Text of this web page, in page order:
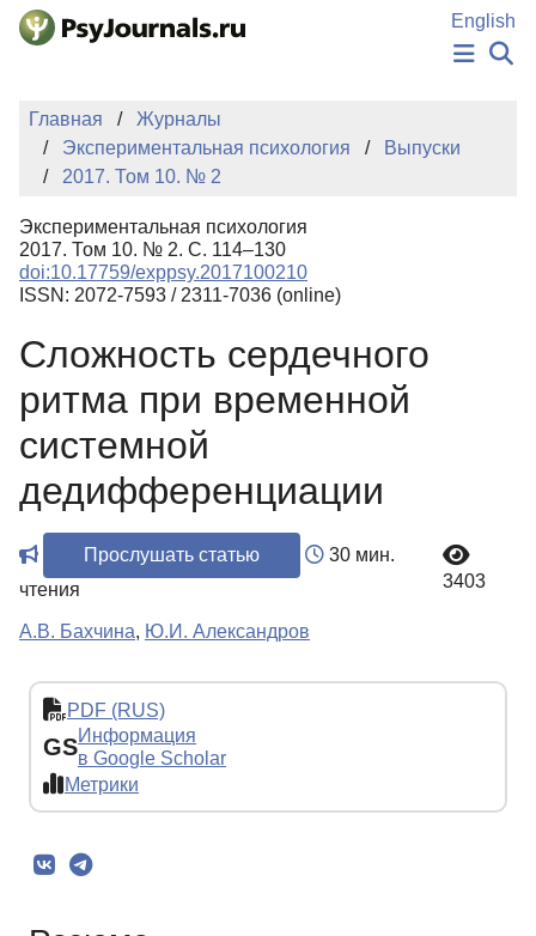
Перейти к основному содержанию
English
НОВОСТИ
КЛЮЧЕВЫЕ СЛОВА
Регистрация
Главная
Журналы
Экспериментальная психология
Выпуски
2017. Том 10. № 2
Экспериментальная психология
2017. Том 10. № 2. С. 114–130
doi:10.17759/exppsy.2017100210
ISSN: 2072-7593 / 2311-7036 (online)
Сложность сердечного
ритма при временной
системной
дедифференциации
Прослушать статью
30 мин.
чтения
3403
А.В. Бахчина, Ю.И. Александров
PDF (RUS)
GSИнформация
в Google Scholar
Метрики